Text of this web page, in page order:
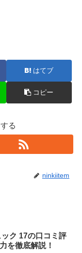
はてブ
コピー
る
ninkiitem
ク 17の口コミ評
を徹底解説！